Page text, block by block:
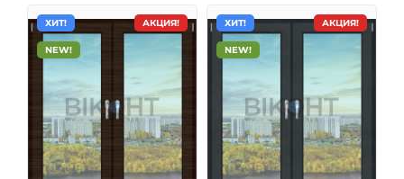
АКЦИЯ!
ХИТ!
NEW!
АКЦИЯ!
ХИТ!
NEW!